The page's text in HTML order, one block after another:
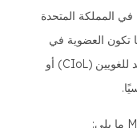
المملكة المتحدة
تكون العضوية في
الجمعيات المهنية مثل ITI أو المعهد المعتمد للغويين (CIoL) أو